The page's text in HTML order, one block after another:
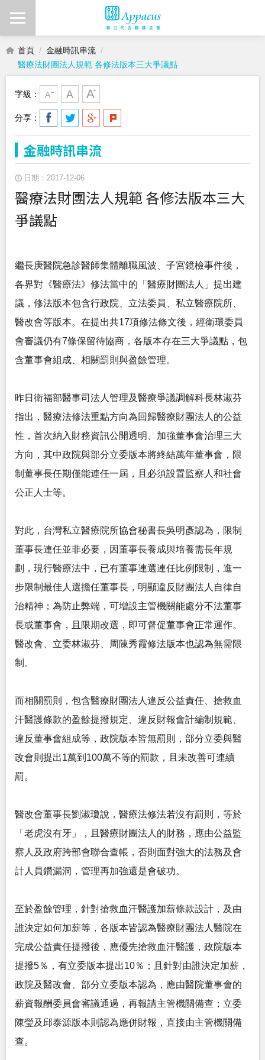
首頁
金融時訊串流
醫療法財團法人規範 各修法版本三大爭議點
字級：
分享：
金融時訊串流
日期：2017-12-06
醫療法財團法人規範 各修法版本三大
爭議點
繼長庚醫院急診醫師集體離職風波、子宮鏡檢事件後，
各界對《醫療法》修法當中的「醫療財團法人」提出建
議，修法版本包含行政院、立法委員、私立醫療院所、
醫改會等版本。在提出共17項修法條文後，經衛環委員
會審議仍有7條保留待協商，各版本存在三大爭議點，包
含董事會組成、相關罰則與盈餘管理。
昨日衛福部醫事司法人管理及醫療爭議調解科長林淑芬
指出，醫療法修法重點方向為回歸醫療財團法人的公益
性，首次納入財務資訊公開透明、加強董事會治理三大
方向，其中政院與部分立委版本將終結萬年董事會，限
制董事長任期僅能連任一屆，且必須設置監察人和社會
公正人士等。
對此，台灣私立醫療院所協會秘書長吳明彥認為，限制
董事長連任並非必要，因董事長養成與培養需長年規
劃，現行醫療法中，已有董事連選連任比例限制，進一
步限制最佳人選擔任董事長，明顯違反財團法人自律自
治精神；為防止弊端，可增設主管機關能處分不法董事
長或董事會，且限期改選，即可督促董事會正常運作。
醫改會、立委林淑芬、周陳秀霞修法版本也認為無需限
制。
而相關罰則，包含醫療財團法人違反公益責任、搶救血
汗醫護條款的盈餘提撥規定、違反財報會計編制規範、
違反董事會組成等，政院版本皆無罰則，部分立委與醫
改會則提出1萬到100萬不等的罰款，且未改善可連續
罰。
醫改會董事長劉淑瓊說，醫療法修法若沒有罰則，等於
「老虎沒有牙」，且醫療財團法人的財務，應由公益監
察人及政府跨部會聯合查帳，否則面對強大的法務及會
計人員鑽漏洞，管理再加強還是會破功。
至於盈餘管理，針對搶救血汗醫護加薪條款設計，及由
誰決定如何加薪等，各版本皆認為醫療財團法人醫院在
完成公益責任提撥後，應優先搶救血汗醫護，政院版本
提撥5％，有立委版本提出10％；且針對由誰決定加薪，
政院及醫改會、部分立委版本認為，應由醫院董事會的
薪資報酬委員會審議通過，再報請主管機關備查；立委
陳瑩及邱泰源版本則認為應併財報，直接由主管機關備
查。